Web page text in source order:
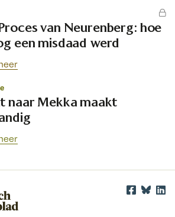
van Neurenberg: hoe
een misdaad werd
naar Mekka maakt